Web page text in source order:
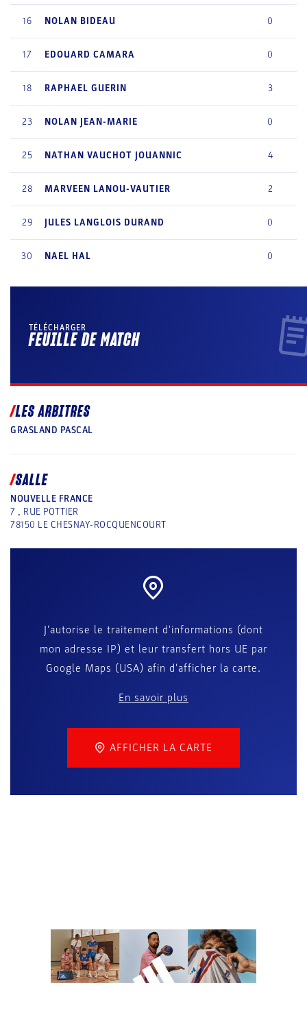
16 NOLAN BIDEAU 0
17 EDOUARD CAMARA 0
18 RAPHAEL GUERIN 3
23 NOLAN JEAN-MARIE 0
25 NATHAN VAUCHOT JOUANNIC 4
28 MARVEEN LANOU-VAUTIER 2
29 JULES LANGLOIS DURAND 0
30 NAEL HAL 0
TÉLÉCHARGER
FEUILLE DE MATCH
LES ARBITRES
GRASLAND PASCAL
SALLE
NOUVELLE FRANCE
7 , RUE POTTIER
78150 LE CHESNAY-ROCQUENCOURT
J'autorise le traitement d'informations (dont
mon adresse IP) et leur transfert hors UE par
Google Maps (USA) afin d'afficher la carte.
En savoir plus
AFFICHER LA CARTE